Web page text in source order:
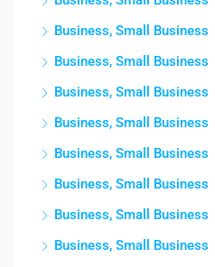
Business, Small Business
Business, Small Business
Business, Small Business
Business, Small Business
Business, Small Business
Business, Small Business
Business, Small Business
Business, Small Business